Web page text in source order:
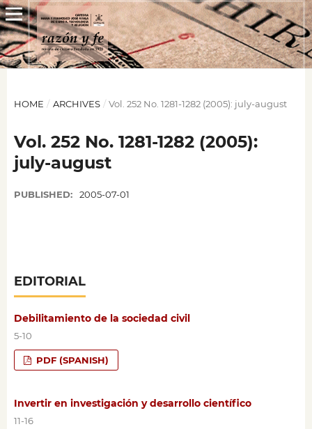
HOME / ARCHIVES / Vol. 252 No. 1281-1282 (2005): july-august
Vol. 252 No. 1281-1282 (2005):
july-august
PUBLISHED: 2005-07-01
EDITORIAL
Debilitamiento de la sociedad civil
5-10
PDF (SPANISH)
Invertir en investigación y desarrollo científico
11-16